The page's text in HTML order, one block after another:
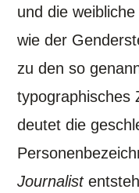
und die
wie der
zu den so
typographisches
deutet die
Journalist